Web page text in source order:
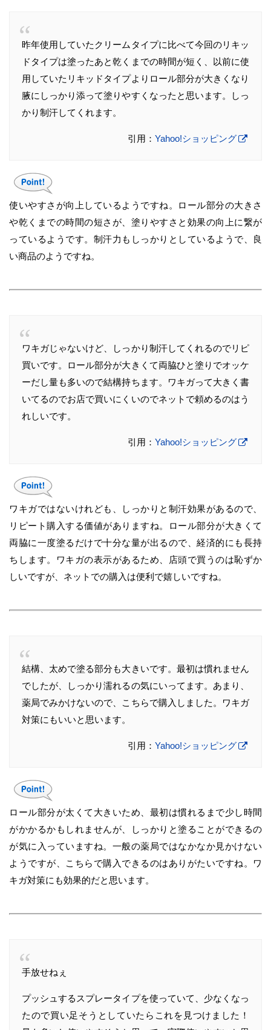
昨年使用していたクリームタイプに比べて今回のリキッ
ドタイプは塗ったあと乾くまでの時間が短く、以前に使
用していたリキッドタイプよりロール部分が大きくなり
腋にしっかり添って塗りやすくなったと思います。しっ
かり制汗してくれます。
引用： Yahoo!ショッピング
使いやすさが向上しているようですね。ロール部分の大きさ
や乾くまでの時間の短さが、塗りやすさと効果の向上に繋が
っているようです。制汗力もしっかりとしているようで、良
い商品のようですね。
ワキガじゃないけど、しっかり制汗してくれるのでリピ
買いです。ロール部分が大きくて両脇ひと塗りでオッケ
ーだし量も多いので結構持ちます。ワキガって大きく書
いてるのでお店で買いにくいのでネットで頼めるのはう
れしいです。
引用： Yahoo!ショッピング
ワキガではないけれども、しっかりと制汗効果があるので、
リピート購入する価値がありますね。ロール部分が大きくて
両脇に一度塗るだけで十分な量が出るので、経済的にも長持
ちします。ワキガの表示があるため、店頭で買うのは恥ずか
しいですが、ネットでの購入は便利で嬉しいですね。
結構、太めで塗る部分も大きいです。最初は慣れません
でしたが、しっかり濡れるの気にいってます。あまり、
薬局でみかけないので、こちらで購入しました。ワキガ
対策にもいいと思います。
引用： Yahoo!ショッピング
ロール部分が太くて大きいため、最初は慣れるまで少し時間
がかかるかもしれませんが、しっかりと塗ることができるの
が気に入っていますね。一般の薬局ではなかなか見かけない
ようですが、こちらで購入できるのはありがたいですね。ワ
キガ対策にも効果的だと思います。
手放せねぇ
プッシュするスプレータイプを使っていて、少なくなっ
たので買い足そうとしていたらこれを見つけました！